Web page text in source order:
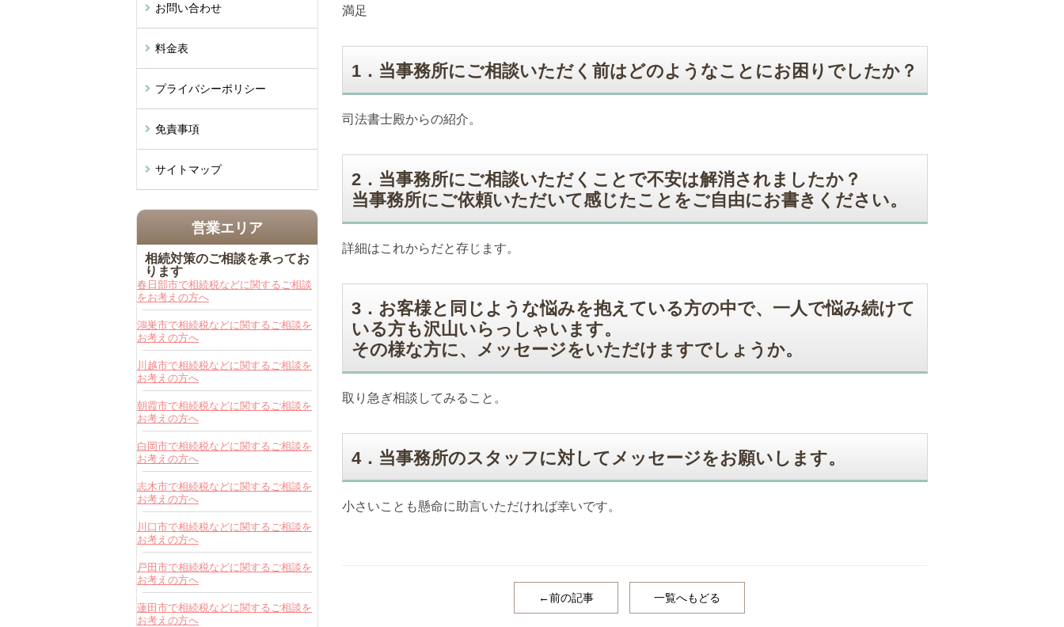
満足
1．当事務所にご相談いただく前はどのようなことにお困りでしたか？
司法書士殿からの紹介。
2．当事務所にご相談いただくことで不安は解消されましたか？
当事務所にご依頼いただいて感じたことをご自由にお書きください。
詳細はこれからだと存じます。
3．お客様と同じような悩みを抱えている方の中で、一人で悩み続けて
いる方も沢山いらっしゃいます。
その様な方に、メッセージをいただけますでしょうか。
取り急ぎ相談してみること。
4．当事務所のスタッフに対してメッセージをお願いします。
小さいことも懸命に助言いただければ幸いです。
←前の記事 一覧へもどる
お問い合わせ
料金表
プライバシーポリシー
免責事項
サイトマップ
営業エリア
相続対策のご相談を承ってお
ります
春日部市で相続税などに関するご相談
をお考えの方へ
鴻巣市で相続税などに関するご相談を
お考えの方へ
川越市で相続税などに関するご相談を
お考えの方へ
朝霞市で相続税などに関するご相談を
お考えの方へ
白岡市で相続税などに関するご相談を
お考えの方へ
志木市で相続税などに関するご相談を
お考えの方へ
川口市で相続税などに関するご相談を
お考えの方へ
戸田市で相続税などに関するご相談を
お考えの方へ
蓮田市で相続税などに関するご相談を
お考えの方へ